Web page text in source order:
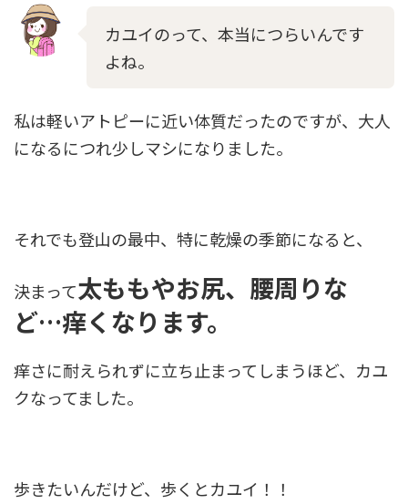
カユイのって、本当につらいんです
よね。
私は軽いアトピーに近い体質だったのですが、大人
になるにつれ少しマシになりました。
それでも登山の最中、特に乾燥の季節になると、
決まって太ももやお尻、腰周りな
ど…痒くなります。
痒さに耐えられずに立ち止まってしまうほど、カユ
クなってました。
歩きたいんだけど、歩くとカユイ！！